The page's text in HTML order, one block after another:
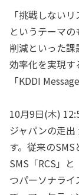
「挑戦しない
というテーマ
削減といった
効率化を実現す
「KDDI
10月9日(木)
ジャパンの走
す。従来の
SMS「RCS」
つパーソナラ